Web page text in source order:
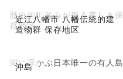
近江八幡市 八幡伝統的建
造物群 保存地区
歴史的町並みが残る美しき保
存地区
沖島
湖に浮かぶ日本唯一の有人島